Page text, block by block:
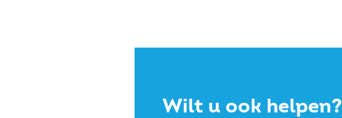
Wilt u ook helpen?